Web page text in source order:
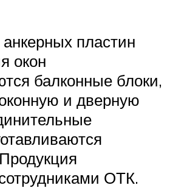
пластин
окон
балконные блоки,
и дверную
ОТК.